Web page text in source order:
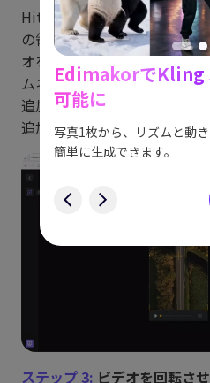
HitPaw Edimakorビデオエ
の領域にあるメディアビン
オをプログラムにインポー
ムネイルにマウスを合わせ
追加）ボタンをクリックし
追加します。
ステップ 3: ビデオを回転さ
スム
EdimakorでKling
可能に
写真1枚から、リズムと動
簡単に生成できます。